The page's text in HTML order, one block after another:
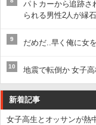
パトカーから追跡
られる男性2人が縁
9 だめだ..早く俺に女
10 地震で転倒か 女子
新着記事
女子高生とオッサンが熱